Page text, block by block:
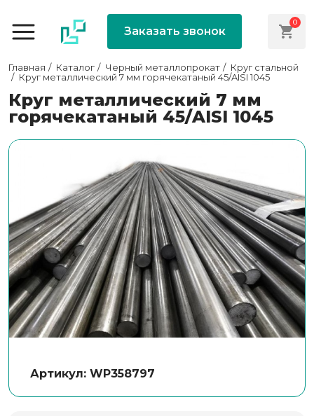
Заказать звонок
0
Главная Каталог Черный металлопрокат
Круг стальной
Круг металлический 7 мм горячекатаный 45/AISI 1045
Круг металлический 7 мм
горячекатаный 45/AISI 1045
Артикул: WP358797